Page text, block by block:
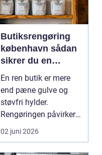
Butiksrengøring
københavn sådan
sikrer du en
indbydende butik
hver dag
En ren butik er mere
end pæne gulve og
støvfri hylder.
Rengøringen påvirker
kundernes
førstehåndsind...
02 juni 2026